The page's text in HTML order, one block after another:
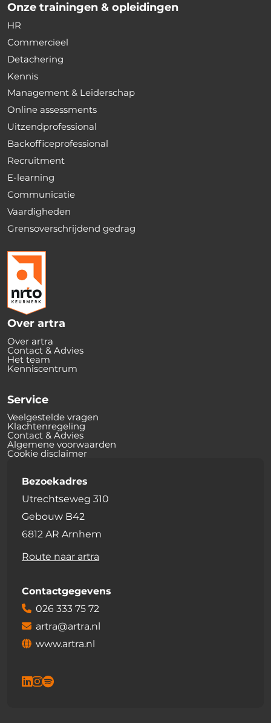
Onze trainingen & opleidingen
HR
Commercieel
Detachering
Kennis
Management & Leiderschap
Online assessments
Uitzendprofessional
Backofficeprofessional
Recruitment
E-learning
Communicatie
Vaardigheden
Grensoverschrijdend gedrag
Over artra
Over artra
Contact & Advies
Het team
Kenniscentrum
Service
Veelgestelde vragen
Klachtenregeling
Contact & Advies
Algemene voorwaarden
Cookie disclaimer
Bezoekadres
Utrechtseweg 310
Gebouw B42
6812 AR Arnhem
Route naar artra
Contactgegevens
026 333 75 72
artra@artra.nl
www.artra.nl